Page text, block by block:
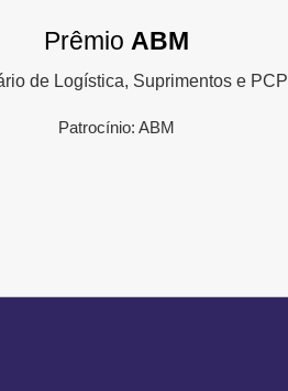
Prêmio ABM
de Logística, Suprimentos e PCP
Patrocínio: ABM